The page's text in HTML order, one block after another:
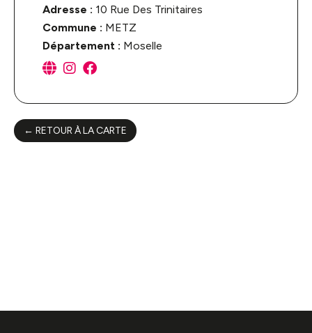
Adresse : 10 Rue Des Trinitaires
Commune : METZ
Département : Moselle
← RETOUR À LA CARTE